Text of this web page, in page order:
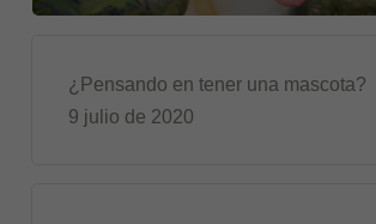
¿Pensando en tener una mascota?
9 julio de 2020